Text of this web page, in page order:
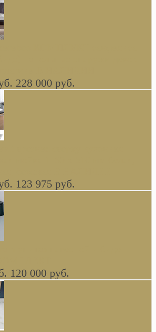
КОМПЛЕКТ санфаянса
платина В НАЛИЧИИ
228 000 руб.
мойка 1160 x 510 мм белая,
бежевая В НАЛИЧИИ
123 975 руб.
120 000 руб.